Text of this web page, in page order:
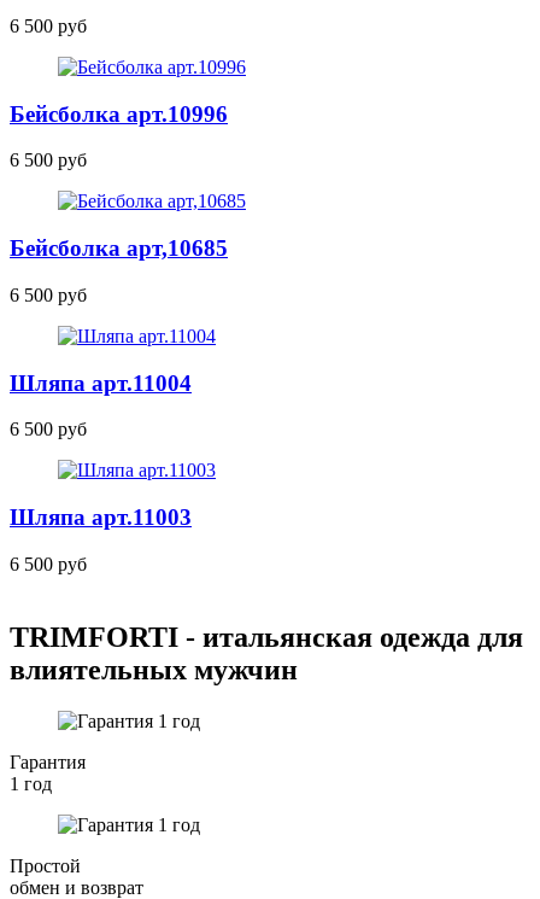
6 500 руб
Бейсболка арт.10996
6 500 руб
Бейсболка арт,10685
6 500 руб
Шляпа арт.11004
6 500 руб
Шляпа арт.11003
6 500 руб
TRIMFORTI - итальянская одежда для
влиятельных мужчин
Гарантия
1 год
Простой
обмен и возврат